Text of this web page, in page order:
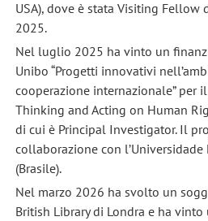
USA), dove è stata Visiting Fellow
2025.
Nel luglio 2025 ha vinto un
Unibo “Progetti innovativi
cooperazione internazionale” per
Thinking and Acting on Human
di cui è Principal Investigator. Il
collaborazione con l’Universidade
(Brasile).
Nel marzo 2026 ha svolto un
British Library di Londra e ha